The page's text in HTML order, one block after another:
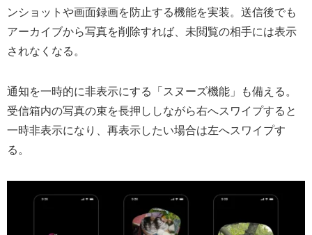
ンショットや画面録画を防止する機能を実装。送信後でも
アーカイブから写真を削除すれば、未閲覧の相手には表示
されなくなる。
通知を一時的に非表示にする「スヌーズ機能」も備える。
受信箱内の写真の束を長押ししながら右へスワイプすると
一時非表示になり、再表示したい場合は左へスワイプす
る。